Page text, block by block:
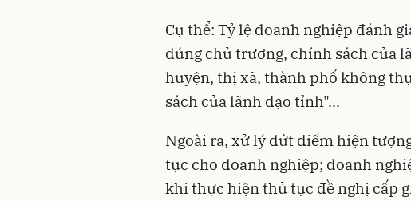
Cụ thể: Tỷ lệ doanh nghiệp đánh
đúng chủ trương, chính sách của
huyện, thị xã, thành phố không
sách của lãnh đạo tỉnh"...
Ngoài ra, xử lý dứt điểm hiện
tục cho doanh nghiệp; doanh
khi thực hiện thủ tục đề nghị cấp